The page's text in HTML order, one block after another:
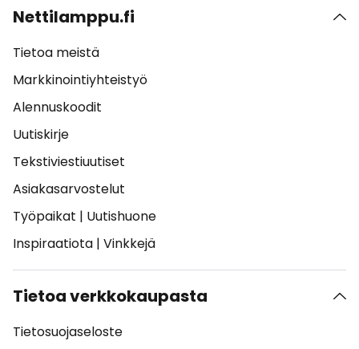
Nettilamppu.fi
Tietoa meistä
Markkinointiyhteistyö
Alennuskoodit
Uutiskirje
Tekstiviestiuutiset
Asiakasarvostelut
Työpaikat | Uutishuone
Inspiraatiota | Vinkkejä
Tietoa verkkokaupasta
Tietosuojaseloste